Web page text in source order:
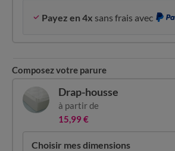
Payez en 4x sans frais avec
Composez votre parure
Choisir mes dimensions
Drap-housse
à partir de
15,99 €